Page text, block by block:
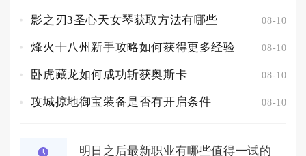
影之刃3圣心天女琴获取方法有哪些 08-10
烽火十八州新手攻略如何获得更多经验 08-10
卧虎藏龙如何成功斩获奥斯卡 08-10
攻城掠地御宝装备是否有开启条件 08-10
明日之后最新职业有哪些值得一试的